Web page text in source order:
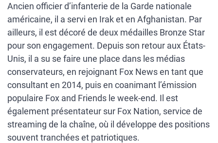
Ancien officier d’infanterie de la Garde nationale
américaine, il a servi en Irak et en Afghanistan. Par
ailleurs, il est décoré de deux médailles Bronze Star
pour son engagement. Depuis son retour aux États-
Unis, il a su se faire une place dans les médias
conservateurs, en rejoignant Fox News en tant que
consultant en 2014, puis en coanimant l’émission
populaire Fox and Friends le week-end. Il est
également présentateur sur Fox Nation, service de
streaming de la chaîne, où il développe des positions
souvent tranchées et patriotiques.